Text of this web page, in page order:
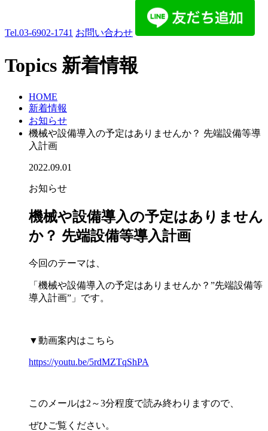
Tel.03-6902-1741 お問い合わせ
Topics 新着情報
HOME
新着情報
お知らせ
機械や設備導入の予定はありませんか？ 先端設備等導
入計画
2022.09.01
お知らせ
機械や設備導入の予定はありません
か？ 先端設備等導入計画
今回のテーマは、
「機械や設備導入の予定はありませんか？”先端設備等
導入計画”」です。
▼動画案内はこちら
https://youtu.be/5rdMZTqShPA
このメールは2～3分程度で読み終わりますので、
ぜひご覧ください。